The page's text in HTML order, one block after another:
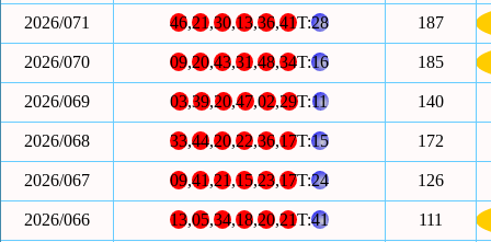
2026/071 46,21,30,13,36,41T:28 187
2026/070 09,20,43,31,48,34T:16 185
2026/069 03,39,20,47,02,29T:11 140
2026/068 33,44,20,22,36,17T:15 172
2026/067 09,41,21,15,23,17T:24 126
2026/066 13,05,34,18,20,21T:41 111